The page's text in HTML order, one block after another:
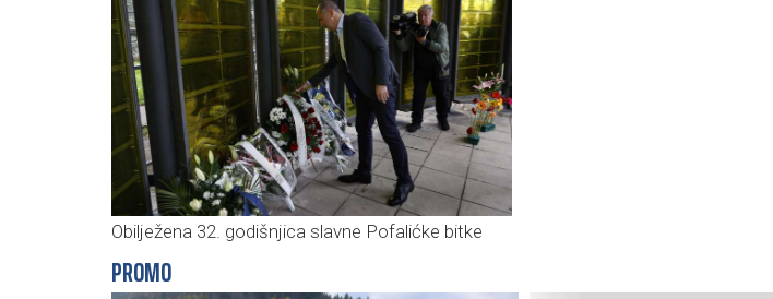
Obilježena 32. godišnjica slavne Pofalićke bitke
PROMO